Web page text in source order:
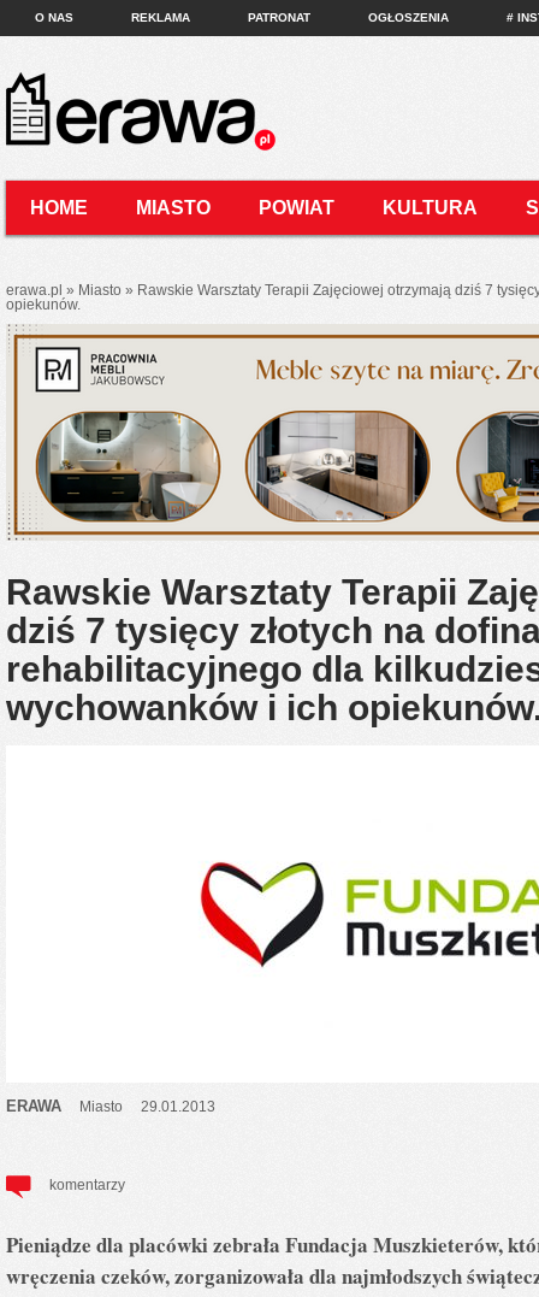
O NAS REKLAMA PATRONAT OGŁOSZENIA #
HOME MIASTO POWIAT KULTURA
erawa.pl » Miasto » Rawskie Warsztaty Terapii Zajęciowej otrzymają dziś 7
opiekunów.
Rawskie Warsztaty Terapii
dziś 7 tysięcy złotych na
rehabilitacyjnego dla
wychowanków i ich
ERAWA Miasto 29.01.2013
komentarzy
Pieniądze dla placówki zebrała Fundacja Muszkieterów,
wręczenia czeków, zorganizowała dla najmłodszych